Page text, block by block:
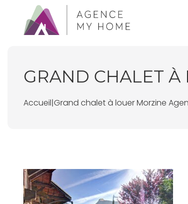
GRAND CHALET
Accueil|Grand chalet à louer Morzine